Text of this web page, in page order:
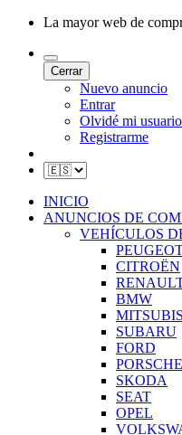
La mayor web de
Cerrar
Nuevo anuncio
Entrar
Olvidé mi
Registrarme
INICIO
ANUNCIOS DE
VEHÍCULOS
CITROËN
BMW
SUBARU
FORD
PORSCHE
SKODA
SEAT
OPEL